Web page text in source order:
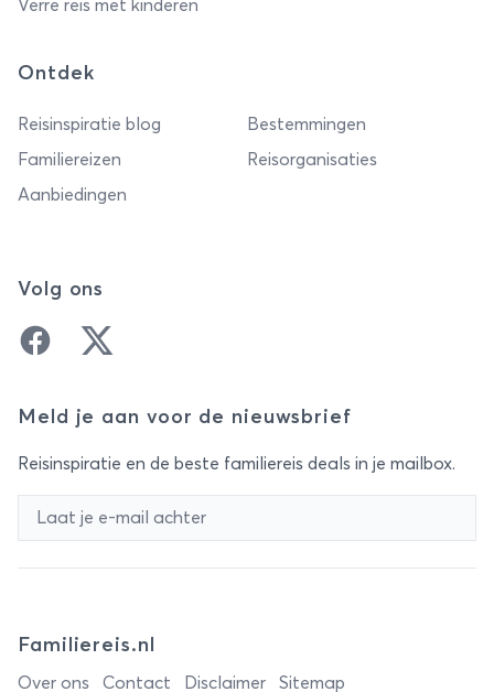
Verre reis met kinderen
Ontdek
Reisinspiratie blog
Bestemmingen
Familiereizen
Reisorganisaties
Aanbiedingen
Volg ons
FacebookTwitter
Meld je aan voor de nieuwsbrief
Reisinspiratie en de beste familiereis deals in je mailbox.
Familiereis.nl
Over ons Contact Disclaimer Sitemap